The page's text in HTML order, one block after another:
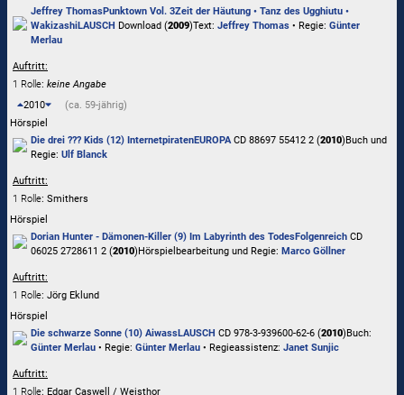
Jeffrey ThomasPunktown Vol. 3Zeit der Häutung • Tanz des Ugghiutu •
WakizashiLAUSCH Download (2009)Text: Jeffrey Thomas • Regie: Günter
Merlau
Auftritt:
1 Rolle: keine Angabe
2010
(ca. 59-jährig)
Hörspiel
Die drei ??? Kids (12) InternetpiratenEUROPACD 88697 55412 2 (2010)Buch und
Regie: Ulf Blanck
Auftritt:
1 Rolle: Smithers
Hörspiel
Dorian Hunter - Dämonen-Killer (9) Im Labyrinth des TodesFolgenreich CD
06025 2728611 2 (2010)Hörspielbearbeitung und Regie: Marco Göllner
Auftritt:
1 Rolle: Jörg Eklund
Hörspiel
Die schwarze Sonne (10) AiwassLAUSCH CD 978-3-939600-62-6 (2010)Buch:
Günter Merlau • Regie: Günter Merlau • Regieassistenz: Janet Sunjic
Auftritt:
1 Rolle: Edgar Caswell / Weisthor